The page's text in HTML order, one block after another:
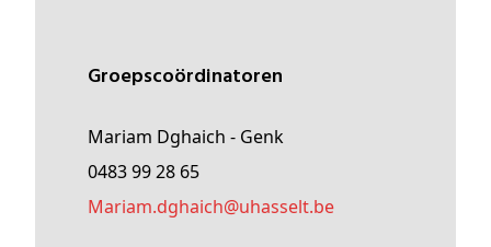
Groepscoördinatoren
Mariam Dghaich - Genk
0483 99 28 65
Mariam.dghaich@uhasselt.be